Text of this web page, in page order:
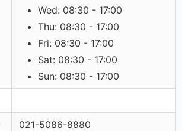
Wed: 08:30 - 17:00
Thu: 08:30 - 17:00
Fri: 08:30 - 17:00
Sat: 08:30 - 17:00
Sun: 08:30 - 17:00
021-5086-8880